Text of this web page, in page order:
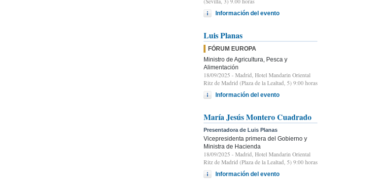
Información del evento
Luis Planas
FÓRUM EUROPA
Ministro de Agricultura, Pesca y
Alimentación
18/09/2025 - Madrid, Hotel Mandarin Oriental
Ritz de Madrid (Plaza de la Lealtad, 5) 9:00 horas
Información del evento
María Jesús Montero Cuadrado
Presentadora de Luis Planas
Vicepresidenta primera del Gobierno y
Ministra de Hacienda
18/09/2025 - Madrid, Hotel Mandarin Oriental
Ritz de Madrid (Plaza de la Lealtad, 5) 9:00 horas
Información del evento